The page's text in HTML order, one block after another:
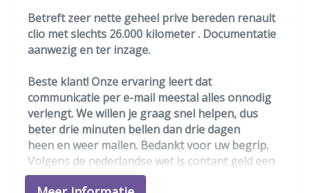
Bluetooth
Brake assist system
Elektronische remkrachtverdeling
Passagiersairbag
Trekhaak ( optioneel is meerprijs )
Zij airbag(s) voor
Betreft zeer nette geheel prive bereden renault
clio met slechts 26.000 kilometer . Documentatie
aanwezig en ter inzage.
Beste klant! Onze ervaring leert dat
communicatie per e-mail meestal alles onnodig
verlengt. We willen je graag snel helpen, dus
beter drie minuten bellen dan drie dagen
heen en weer mailen. Bedankt voor uw begrip.
Volgens de nederlandse wet is contant geld een
wettig betaalmiddel en word door ons dus ook